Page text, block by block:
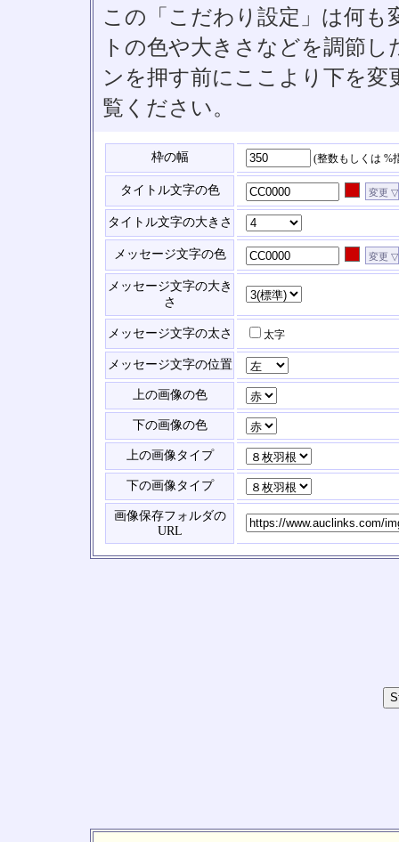
この「こだわり設定」は何
トの色や大きさなどを調節
ンを押す前にここより下を
覧ください。
枠の幅 (整数もしくは %
タイトル文字の色
タイトル文字の大きさ
メッセージ文字の色
メッセージ文字の大き
さ
メッセージ文字の太さ 太字
メッセージ文字の位置
上の画像の色
下の画像の色
上の画像タイプ
下の画像タイプ
画像保存フォルダの
URL